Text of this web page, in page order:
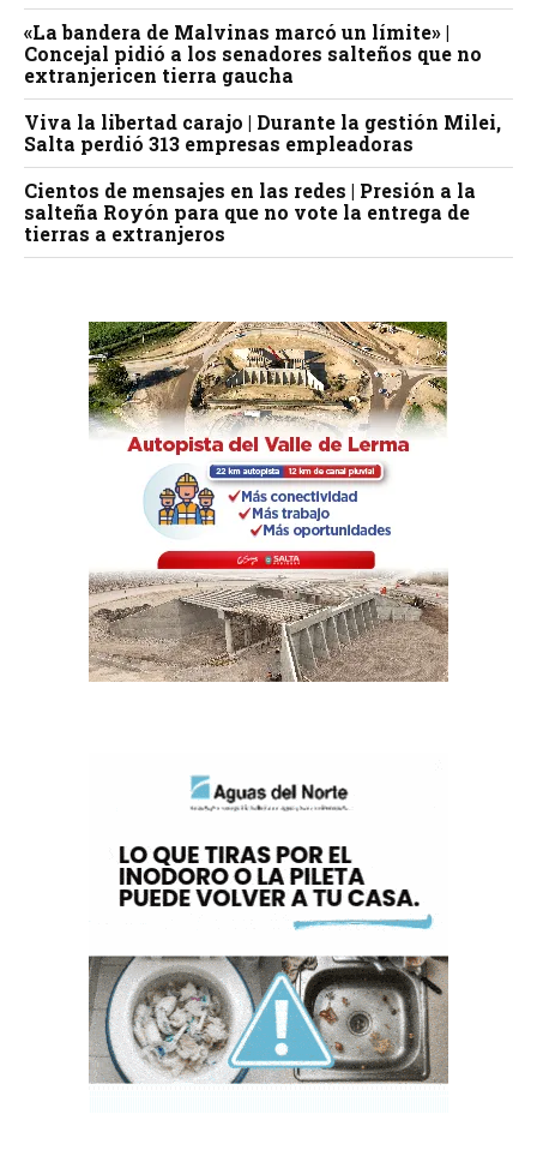
«La bandera de Malvinas marcó un límite» |
Concejal pidió a los senadores salteños que no
extranjericen tierra gaucha
Viva la libertad carajo | Durante la gestión Milei,
Salta perdió 313 empresas empleadoras
Cientos de mensajes en las redes | Presión a la
salteña Royón para que no vote la entrega de
tierras a extranjeros